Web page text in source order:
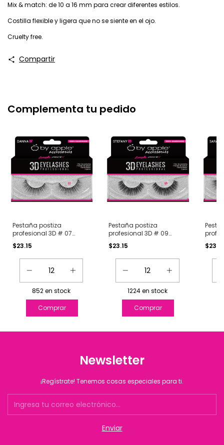
Mix & match: de 10 a 16 mm para crear diferentes estilos.
Costilla flexible y ligera que no se siente en el ojo.
Cruelty free.
Compartir
Complementa tu pedido
Pestaña postiza
profesional 3D # 07
Danna
$23.15
852en stock
Pestaña postiza
profesional 3D # 09
Stefany
$23.15
1224en stock
$23.15
Newsletter
¡Regístrate! Tenemos cosas especiales para ti.